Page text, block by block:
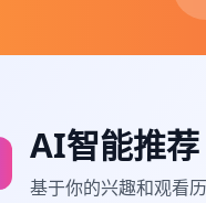
AI智能推荐
基于你的兴趣和观看